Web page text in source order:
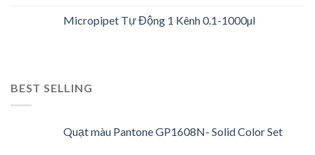
Micropipet Tự Động 1 Kênh 0.1-1000µl
BEST SELLING
Quạt màu Pantone GP1608N- Solid Color Set